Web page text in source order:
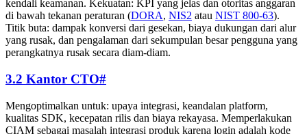
kendali keamanan. Kekuatan: KPI yang jelas dan otoritas anggaran
di bawah tekanan peraturan (DORA, NIS2 atau NIST 800-63).
Titik buta: dampak konversi dari gesekan, biaya dukungan dari alur
yang rusak, dan pengalaman dari sekumpulan besar pengguna yang
perangkatnya rusak secara diam-diam.
3.2 Kantor CTO#
Mengoptimalkan untuk: upaya integrasi, keandalan platform,
kualitas SDK, kecepatan rilis dan biaya rekayasa. Memperlakukan
CIAM sebagai masalah integrasi produk karena login adalah kode